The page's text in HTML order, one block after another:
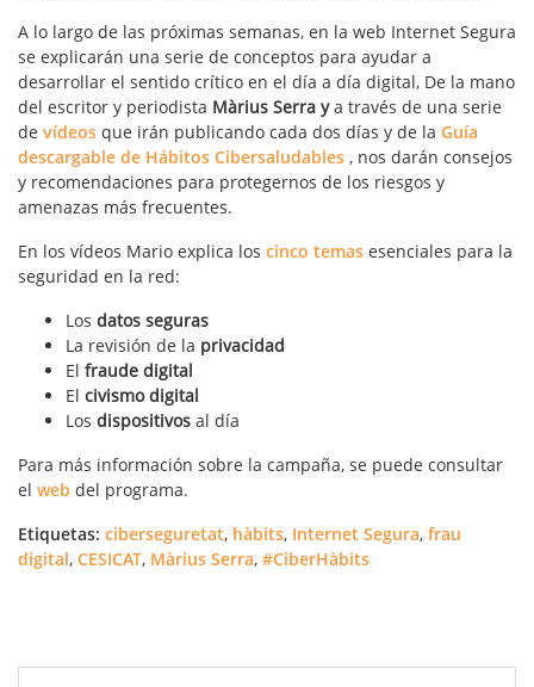
A lo largo de las próximas semanas, en la web Internet Segura
se explicarán una serie de conceptos para ayudar a
desarrollar el sentido crítico en el día a día digital, De la mano
del escritor y periodista Màrius Serra ya través de una serie
de vídeos que irán publicando cada dos días y de la Guía
descargable de Hábitos Cibersaludables , nos darán consejos
y recomendaciones para protegernos de los riesgos y
amenazas más frecuentes.
En los vídeos Mario explica los cinco temas esenciales para la
seguridad en la red:
Los datos seguras
La revisión de la privacidad
El fraude digital
El civismo digital
Los dispositivos al día
Para más información sobre la campaña, se puede consultar
el web del programa.
Etiquetas: ciberseguretat, hàbits, Internet Segura, frau
digital, CESICAT, Màrius Serra, #CiberHàbits